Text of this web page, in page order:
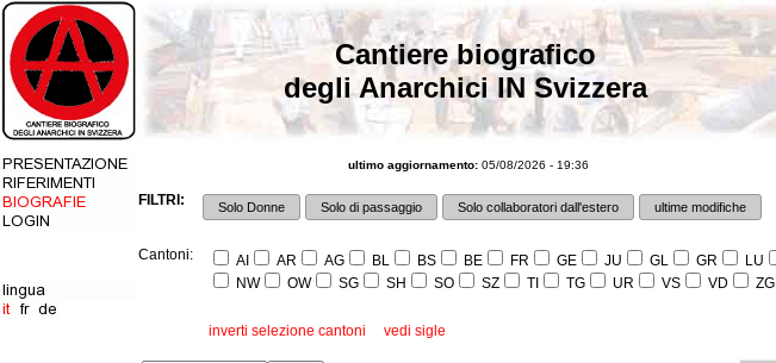
Cantiere biografico
degli Anarchici IN Svizzera
ultimo aggiornamento: 05/08/2026 - 19:36
FILTRI: Solo Donne Solo di passaggio Solo collaboratori dall'estero ultime modifiche
Cantoni: AI AR AG BL BS BE FR GE JU GL GR LU
NW
OW SG SH SO SZ TI TG UR VS VD ZG
inverti selezione cantoni vedi sigle